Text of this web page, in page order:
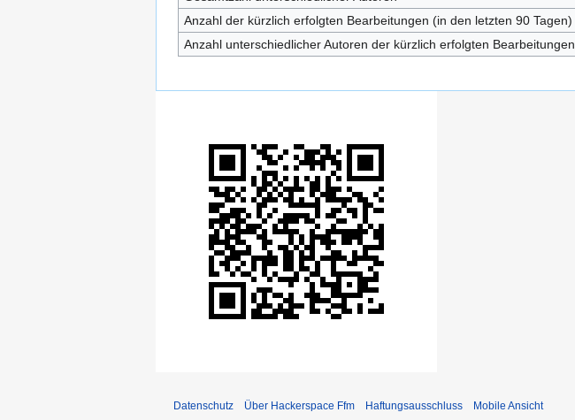
Anzahl der kürzlich erfolgten Bearbeitungen (in den letzten 90 Tagen)
Anzahl unterschiedlicher Autoren der kürzlich erfolgten Bearbeitungen
Datenschutz Über Hackerspace Ffm Haftungsausschluss Mobile Ansicht